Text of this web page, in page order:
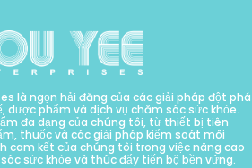
là ngọn hải đăng của các giải pháp đột phá
dược phẩm và dịch vụ chăm sóc sức khỏe.
đa dạng của chúng tôi, từ thiết bị tiên
thuốc và các giải pháp kiểm soát môi
cam kết của chúng tôi trong việc nâng cao
sức khỏe và thúc đẩy tiến bộ bền vững.